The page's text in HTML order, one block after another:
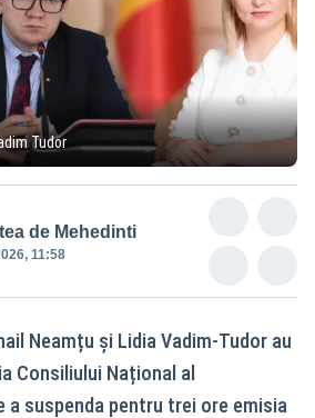
Tudor
de Mehedinti
11:58
Neamțu și Lidia Vadim-Tudor au
Consiliului Național al
a suspenda pentru trei ore emisia